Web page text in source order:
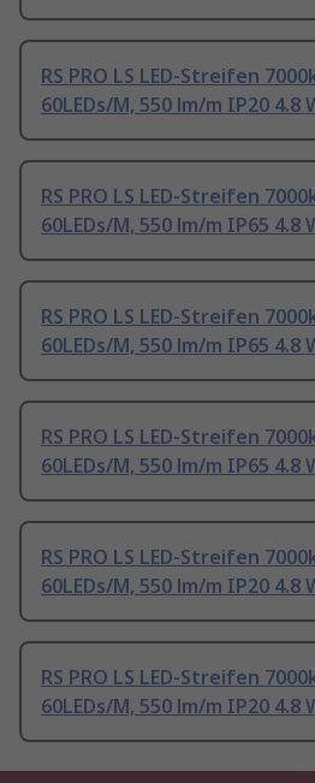
RS PRO LS LED-Streifen
60LEDs/M, 550 lm/m IP20 4.8
RS PRO LS LED-Streifen
60LEDs/M, 550 lm/m IP65 4.8
RS PRO LS LED-Streifen
60LEDs/M, 550 lm/m IP65 4.8
RS PRO LS LED-Streifen
60LEDs/M, 550 lm/m IP65 4.8
RS PRO LS LED-Streifen
60LEDs/M, 550 lm/m IP20 4.8
RS PRO LS LED-Streifen
60LEDs/M, 550 lm/m IP20 4.8